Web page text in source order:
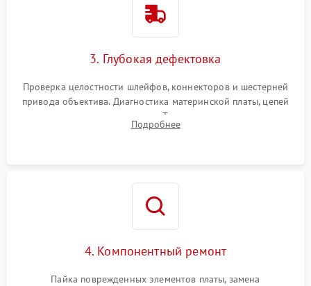
3. Глубокая дефектовка
Проверка целостности шлейфов, коннекторов и шестерней
привода объектива. Диагностика материнской платы, цепей
питания и картоприемника. Тестирование механизма
затвора и блока внутрикамерной стабилизации.
Подробнее
4. Компонентный ремонт
Пайка поврежденных элементов платы, замена